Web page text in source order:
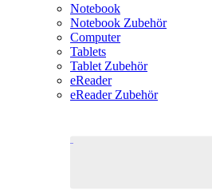
Notebook
Notebook Zubehör
Computer
Tablets
Tablet Zubehör
eReader
eReader Zubehör